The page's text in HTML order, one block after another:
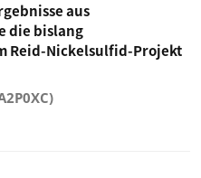
aus
die bislang
Reid-Nickelsulfid-Projekt